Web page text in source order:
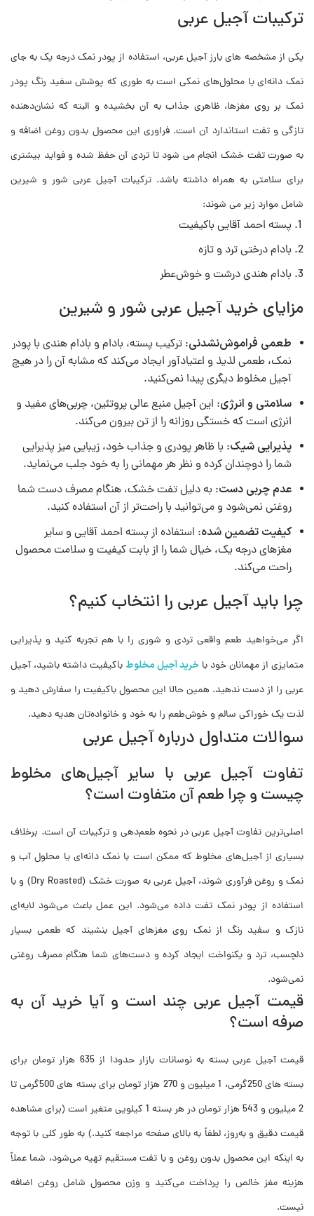
ترکیبات آجیل عربی
یکی از مشخصه های بارز آجیل عربی، استفاده از پودر نمک درجه یک به جای
نمک دانه‌ای یا محلول‌های نمکی است به طوری که پوشش سفید رنگ پودر
نمک بر روی مغزها، ظاهری جذاب به آن بخشیده و البته که نشان‌دهنده
تازگی و تفت استاندارد آن است. فراوری این محصول بدون روغن اضافه و
به صورت تفت خشک انجام می شود تا تردی آن حفظ شده و فواید بیشتری
برای سلامتی به همراه داشته باشد. ترکیبات آجیل عربی شور و شیرین
شامل موارد زیر می شوند:
پسته احمد آقایی باکیفیت
بادام درختی ترد و تازه
بادام هندی درشت و خوش‌عطر
مزایای خرید آجیل عربی شور و شیرین
طعمی فراموش‌نشدنی: ترکیب پسته، بادام و بادام هندی با پودر
نمک، طعمی لذیذ و اعتیادآور ایجاد می‌کند که مشابه آن را در هیچ
آجیل مخلوط دیگری پیدا نمی‌کنید.
سلامتی و انرژی: این آجیل منبع عالی پروتئین، چربی‌های مفید و
انرژی است که خستگی روزانه را از تن بیرون می‌کند.
پذیرایی شیک: با ظاهر پودری و جذاب خود، زیبایی میز پذیرایی
شما را دوچندان کرده و نظر هر مهمانی را به خود جلب می‌نماید.
عدم چربی دست: به دلیل تفت خشک، هنگام مصرف دست شما
روغنی نمی‌شود و می‌توانید با راحت‌تر از آن استفاده کنید.
کیفیت تضمین شده: استفاده از پسته احمد آقایی و سایر
مغزهای درجه یک، خیال شما را از بابت کیفیت و سلامت محصول
راحت می‌کند.
چرا باید آجیل عربی را انتخاب کنیم؟
اگر می‌خواهید طعم واقعی تردی و شوری را با هم تجربه کنید و پذیرایی
متمایزی از مهمانان خود با خرید آجیل مخلوط باکیفیت داشته باشید، آجیل
عربی را از دست ندهید. همین حالا این محصول باکیفیت را سفارش دهید و
لذت یک خوراکی سالم و خوش‌طعم را به خود و خانواده‌تان هدیه دهید.
سوالات متداول درباره آجیل عربی
تفاوت آجیل عربی با سایر آجیل‌های مخلوط
چیست و چرا طعم آن متفاوت است؟
اصلی‌ترین تفاوت آجیل عربی در نحوه طعم‌دهی و ترکیبات آن است. برخلاف
بسیاری از آجیل‌های مخلوط که ممکن است با نمک دانه‌ای یا محلول آب و
نمک و روغن فرآوری شوند، آجیل عربی به صورت خشک (Dry Roasted) و با
استفاده از پودر نمک تفت داده می‌شود. این عمل باعث می‌شود لایه‌ای
نازک و سفید رنگ از نمک روی مغزهای آجیل بنشیند که طعمی بسیار
دلچسب، ترد و یکنواخت ایجاد کرده و دست‌های شما هنگام مصرف روغنی
نمی‌شود.
قیمت آجیل عربی چند است و آیا خرید آن به
صرفه است؟
قیمت آجیل عربی بسته به نوسانات بازار حدودا از 635 هزار تومان برای
بسته های 250گرمی، 1 میلیون و 270 هزار تومان برای بسته های 500گرمی تا
2 میلیون و 543 هزار تومان در هر بسته 1 کیلویی متغیر است (برای مشاهده
قیمت دقیق و به‌روز، لطفاً به بالای صفحه مراجعه کنید.) به طور کلی با توجه
به اینکه این محصول بدون روغن و با تفت مستقیم تهیه می‌شود، شما عملاً
هزینه مغز خالص را پرداخت می‌کنید و وزن محصول شامل روغن اضافه
نیست.